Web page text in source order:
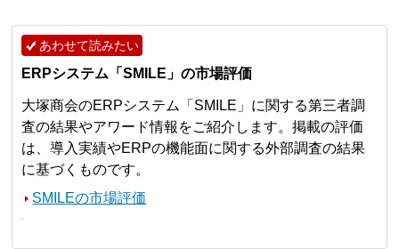
あわせて読みたい
ERPシステム「SMILE」の市場評価
大塚商会のERPシステム「SMILE」に関する第三者調
査の結果やアワード情報をご紹介します。掲載の評価
は、導入実績やERPの機能面に関する外部調査の結果
に基づくものです。
SMILEの市場評価